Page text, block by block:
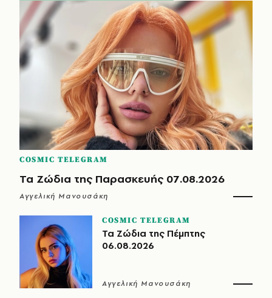
COSMIC TELEGRAM
Τα Ζώδια της Παρασκευής 07.08.2026
Αγγελική Μανουσάκη
COSMIC TELEGRAM
Τα Ζώδια της Πέμπτης
06.08.2026
Αγγελική Μανουσάκη